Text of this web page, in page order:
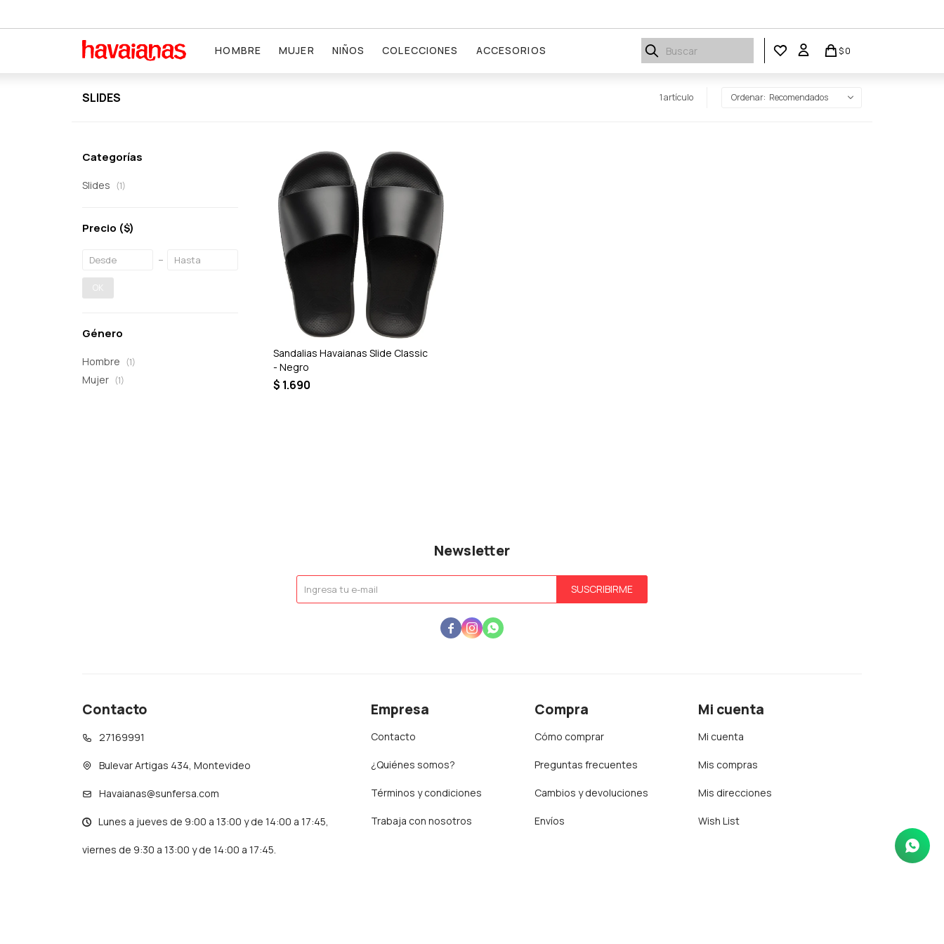
HOMBRE MUJER NIÑOS COLECCIONES ACCESORIOS $0
SLIDES 1 artículo Recomendados
Sandalias Havaianas Slide Classic
- Negro
$ 1.690
Categorías
Slides (1)
Precio ($)
OK
Género
Hombre (1)
Mujer (1)
Contacto
27169991
Bulevar Artigas 434, Montevideo
Havaianas@sunfersa.com
Lunes a jueves de 9:00 a 13:00 y de 14:00 a 17:45,
viernes de 9:30 a 13:00 y de 14:00 a 17:45.
Empresa
Contacto
¿Quiénes somos?
Términos y condiciones
Trabaja con nosotros
Compra
Cómo comprar
Preguntas frecuentes
Cambios y devoluciones
Envíos
Mi cuenta
Mi cuenta
Mis compras
Mis direcciones
Wish List
Newsletter
SUSCRIBIRME
  